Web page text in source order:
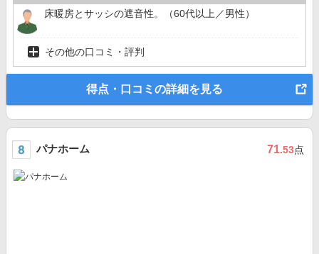
床暖房とサッシの遮音性。（60代以上／男性）
その他の口コミ・評判
得点・口コミの詳細を見る
パナホーム 71.53点